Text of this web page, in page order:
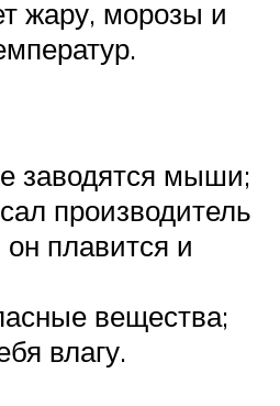
жару, морозы и
заводятся мыши;
производитель
он плавится и
вещества;
влагу.